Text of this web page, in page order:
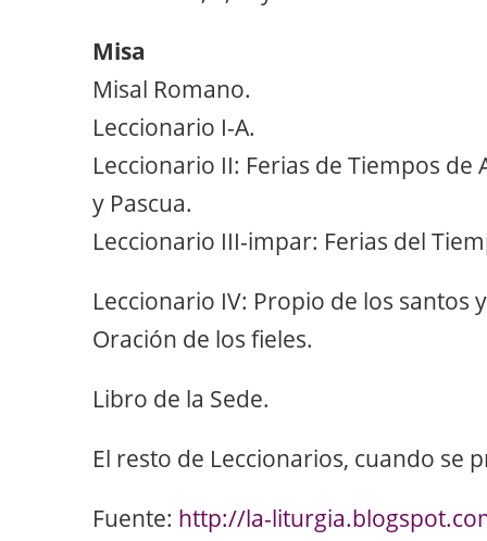
Misa
Misal Romano.
Leccionario I-A.
Leccionario II: Ferias de Tiempos
y Pascua.
Leccionario III-impar: Ferias del
Leccionario IV: Propio de los santos
Oración de los fieles.
Libro de la Sede.
El resto de Leccionarios, cuando se
Fuente: http://la-